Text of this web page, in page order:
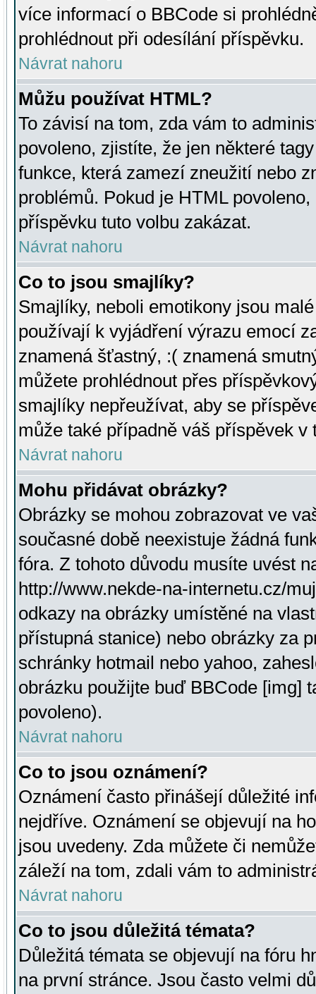
více informací o BBCode si
prohlédnout při odesílání příspěvku.
Návrat nahoru
Můžu používat HTML?
To závisí na tom, zda vám to
povoleno, zjistíte, že jen některé
funkce, která zamezí zneužití nebo
problémů. Pokud je HTML
příspěvku tuto volbu zakázat.
Návrat nahoru
Co to jsou smajlíky?
Smajlíky, neboli emotikony jsou
používají k vyjádření výrazu emocí
znamená šťastný, :( znamená
můžete prohlédnout přes
smajlíky nepřeužívat, aby se
může také případně váš příspěvek v
Návrat nahoru
Mohu přidávat obrázky?
Obrázky se mohou zobrazovat ve
současné době neexistuje žádná
fóra. Z tohoto důvodu musíte uvést
http://www.nekde-na-internetu.cz/
odkazy na obrázky umístěné na
přístupná stanice) nebo obrázky za
schránky hotmail nebo yahoo,
obrázku použijte buď BBCode [img]
povoleno).
Návrat nahoru
Co to jsou oznámení?
Oznámení často přinášejí důležité
nejdříve. Oznámení se objevují na
jsou uvedeny. Zda můžete či
záleží na tom, zdali vám to
Návrat nahoru
Co to jsou důležitá témata?
Důležitá témata se objevují na fóru
na první stránce. Jsou často velmi